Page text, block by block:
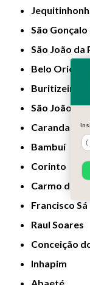
São
São João
Belo Oriente
Buritizeiro
São João
Carandaí
Bambuí
Corinto
Carmo do
Francisco Sá
Raul Soares
Conceição
Inhapim